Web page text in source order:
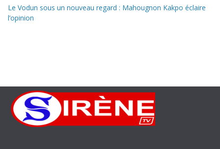
Le Vodun sous un nouveau regard : Mahougnon Kakpo éclaire
l’opinion